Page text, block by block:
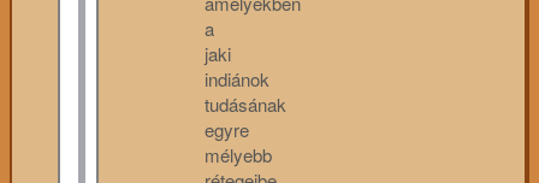
a
jaki
indiánok
tudásának
egyre
mélyebb